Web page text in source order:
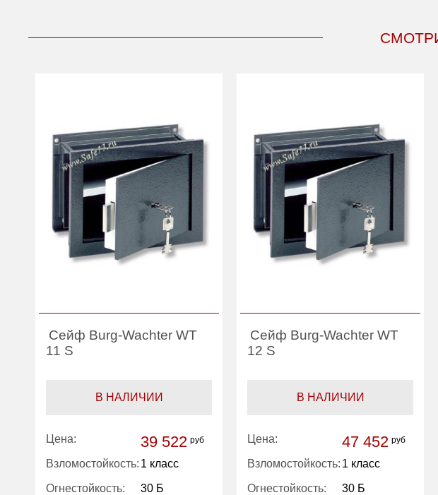
Сейф Burg-Wachter WT
11 S
В НАЛИЧИИ
Цена: 39 522 руб
Взломостойкость: 1 класс
Огнестойкость: 30 Б
Сейф Burg-Wachter WT
12 S
В НАЛИЧИИ
Цена: 47 452 руб
Взломостойкость: 1 класс
Огнестойкость: 30 Б